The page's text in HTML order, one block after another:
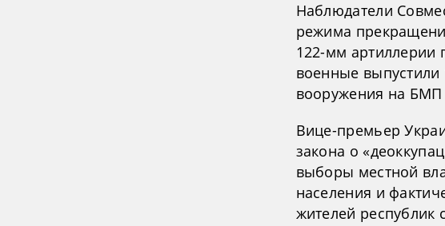
Наблюдатели
режима
122-мм артиллерии
военные выпустили
вооружения на БМП
Вице-премьер
закона о
выборы местной
населения и
жителей республик